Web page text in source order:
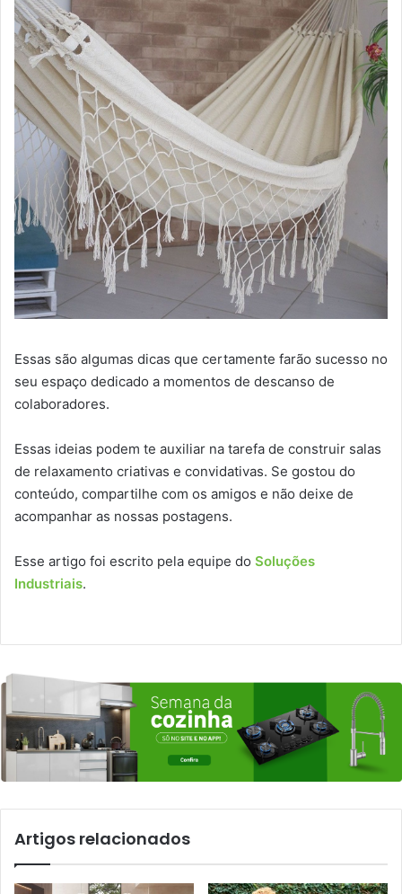
Essas são algumas dicas que certamente farão sucesso no
seu espaço dedicado a momentos de descanso de
colaboradores.
Essas ideias podem te auxiliar na tarefa de construir salas
de relaxamento criativas e convidativas. Se gostou do
conteúdo, compartilhe com os amigos e não deixe de
acompanhar as nossas postagens.
Esse artigo foi escrito pela equipe do Soluções
Industriais.
Artigos relacionados